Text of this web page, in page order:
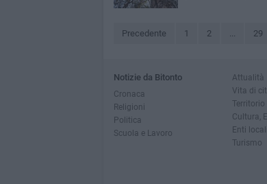
Precedente 1 2 ... 29
Notizie da Bitonto
Cronaca
Religioni
Politica
Scuola e Lavoro
Attualità
Vita di
Cultura,
Enti locali
Turismo